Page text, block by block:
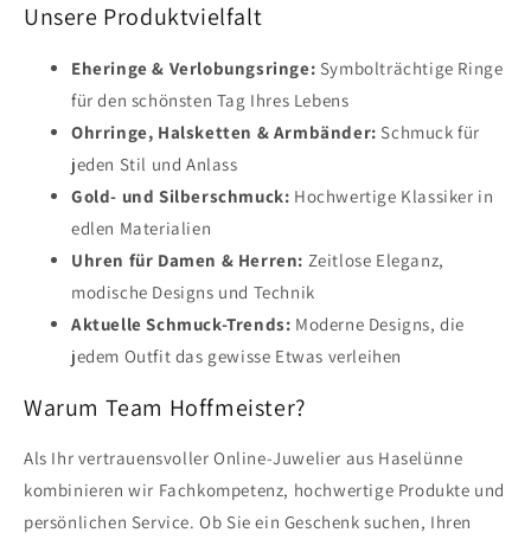
Unsere Produktvielfalt
Eheringe & Verlobungsringe: Symbolträchtige Ringe
für den schönsten Tag Ihres Lebens
Ohrringe, Halsketten & Armbänder: Schmuck für
jeden Stil und Anlass
Gold- und Silberschmuck: Hochwertige Klassiker in
edlen Materialien
Uhren für Damen & Herren: Zeitlose Eleganz,
modische Designs und Technik
Aktuelle Schmuck-Trends: Moderne Designs, die
jedem Outfit das gewisse Etwas verleihen
Warum Team Hoffmeister?
Als Ihr vertrauensvoller Online-Juwelier aus Haselünne
kombinieren wir Fachkompetenz, hochwertige Produkte und
persönlichen Service. Ob Sie ein Geschenk suchen, Ihren